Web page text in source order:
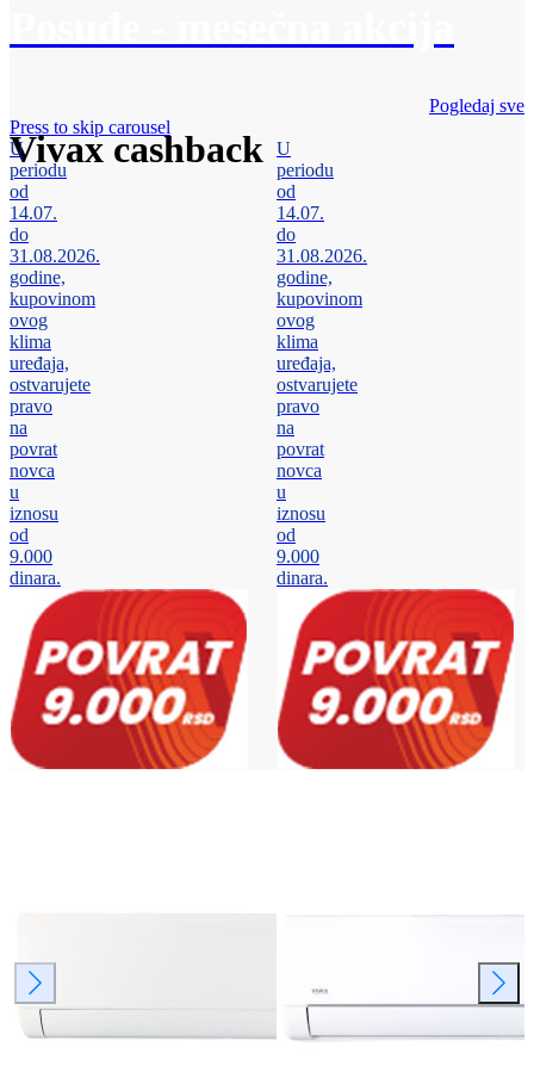
Vivax cashback
Pogledaj sve
Press to skip carousel
U
periodu
od
14.07.
do
31.08.2026.
godine,
kupovinom
ovog
klima
uređaja,
ostvarujete
pravo
na
povrat
novca
u
iznosu
od
9.000
dinara.
U
periodu
od
14.07.
do
31.08.2026.
godine,
kupovinom
ovog
klima
uređaja,
ostvarujete
pravo
na
povrat
novca
u
iznosu
od
9.000
dinara.